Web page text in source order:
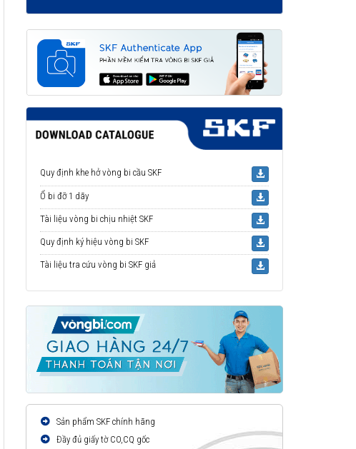
Quy định khe hở vòng bi cầu SKF
Ổ bi đỡ 1 dãy
Tài liệu vòng bi chịu nhiệt SKF
Quy định ký hiệu vòng bi SKF
Tài liệu tra cứu vòng bi SKF giả
Sản phẩm SKF chính hãng
Đầy đủ giấy tờ CO,CQ gốc